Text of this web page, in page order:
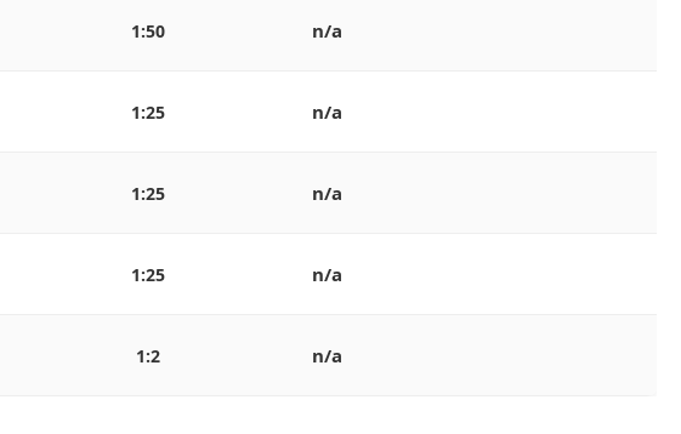
1:50 n/a
1:25 n/a
1:25 n/a
1:25 n/a
1:2 n/a